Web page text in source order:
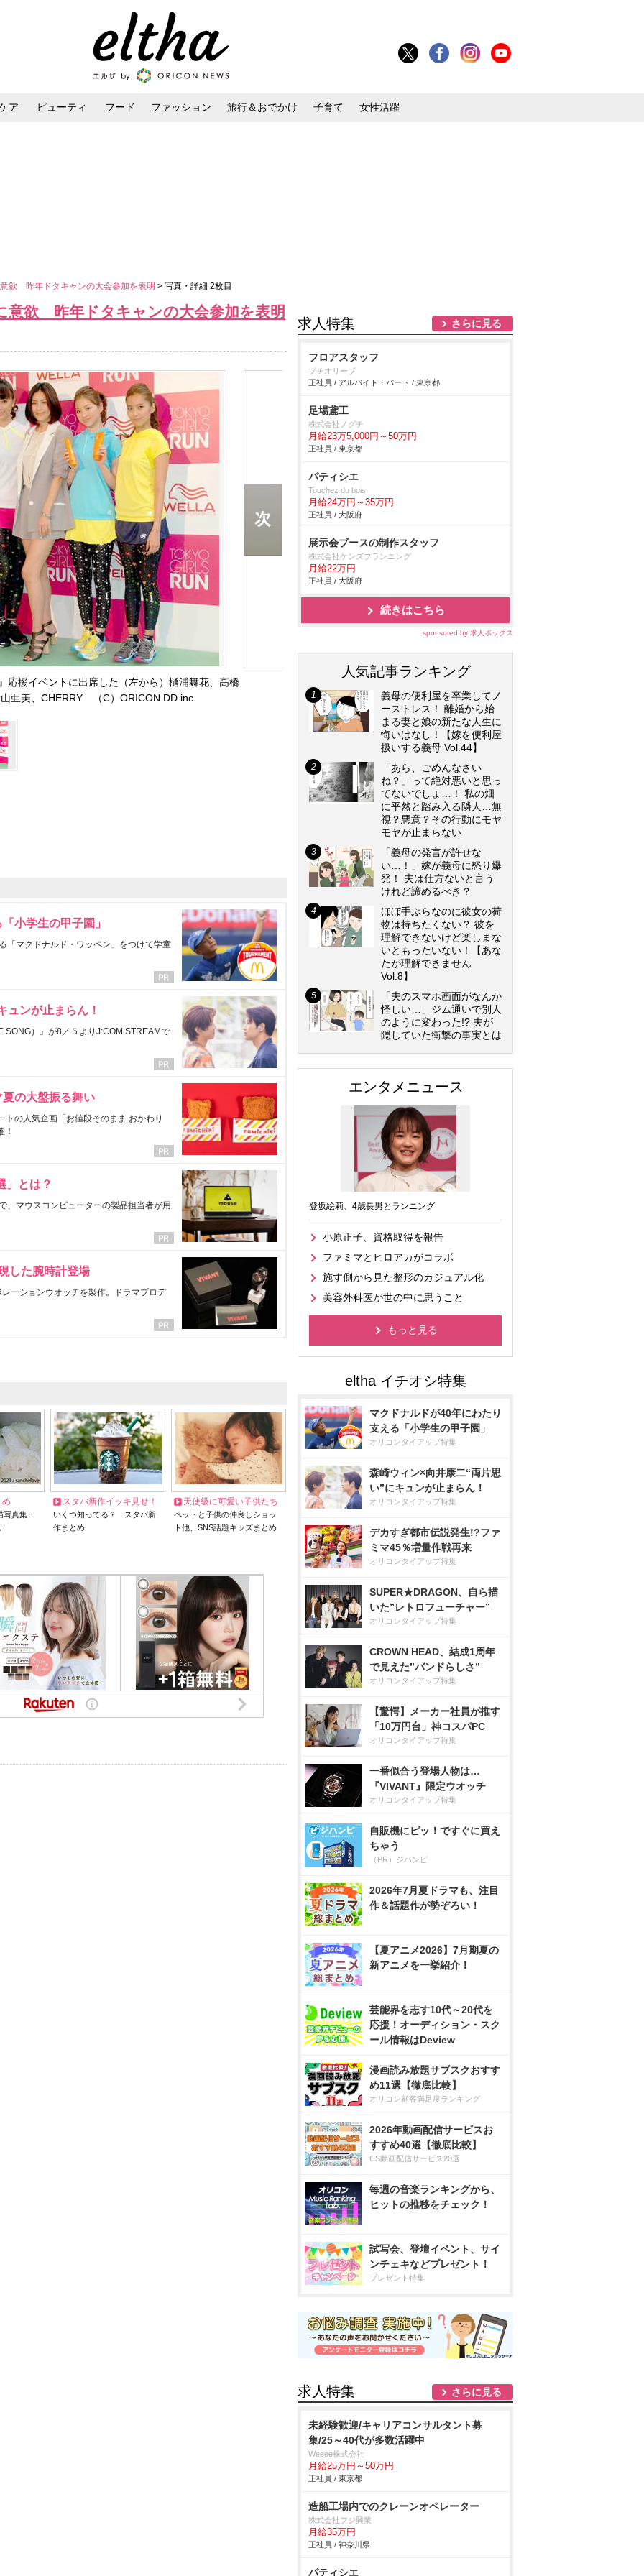
ア ビューティ フード ファッション 旅行＆おでかけ 子育て 女性活躍
欲 昨年ドタキャンの大会参加を表明 > 写真・詳細 2枚目
意欲 昨年ドタキャンの大会参加を表明
応援イベントに出席した（左から）樋浦舞花、高橋
亜美、CHERRY （C）ORICON DD inc.
小学生の甲子園」
「マクドナルド・ワッペン」をつけて学童
ュンが止まらん！
SONG）』が8／５よりJ:COM STREAMで
の大盤振る舞い
の人気企画「お値段そのまま おかわり
！
」とは？
、マウスコンピューターの製品担当者が用
した腕時計登場
ーションウオッチを製作。ドラマプロデ
め
写真集…
スタバ新作イッキ見せ！
いくつ知ってる？ スタバ新
作まとめ
天使級に可愛い子供たち
ペットと子供の仲良しショッ
ト他、SNS話題キッズまとめ
求人特集 さらに見る
フロアスタッフ
プチオリーブ
正社員 / アルバイト・パート / 東京都
足場鳶工
株式会社ノグチ
月給23万5,000円～50万円
正社員 / 東京都
パティシエ
Touchez du bois
月給24万円～35万円
正社員 / 大阪府
展示会ブースの制作スタッフ
株式会社ケンズプランニング
月給22万円
正社員 / 大阪府
続きはこちら
sponsored by 求人ボックス
人気記事ランキング
義母の便利屋を卒業してノ
ーストレス！ 離婚から始
まる妻と娘の新たな人生に
悔いはなし！【嫁を便利屋
扱いする義母 Vol.44】
「あら、ごめんなさい
ね？」って絶対悪いと思っ
てないでしょ…！ 私の畑
に平然と踏み入る隣人…無
視？悪意？その行動にモヤ
モヤが止まらない
「義母の発言が許せな
い…！」嫁が義母に怒り爆
発！ 夫は仕方ないと言う
けれど諦めるべき？
ほぼ手ぶらなのに彼女の荷
物は持ちたくない？ 彼を
理解できないけど楽しまな
いともったいない！【あな
たが理解できません
Vol.8】
「夫のスマホ画面がなんか
怪しい…」ジム通いで別人
のように変わった!? 夫が
隠していた衝撃の事実とは
エンタメニュース
登坂絵莉、4歳長男とランニング
小原正子、資格取得を報告
ファミマとヒロアカがコラボ
施す側から見た整形のカジュアル化
美容外科医が世の中に思うこと
もっと見る
マクドナルドが40年にわたり
支える「小学生の甲子園」
オリコンタイアップ特集
森崎ウィン×向井康二“両片思
い”にキュンが止まらん！
オリコンタイアップ特集
デカすぎ都市伝説発生!?ファ
ミマ45％増量作戦再来
オリコンタイアップ特集
SUPER★DRAGON、自ら描
いた”レトロフューチャー”
オリコンタイアップ特集
CROWN HEAD、結成1周年
で見えた”バンドらしさ”
オリコンタイアップ特集
【驚愕】メーカー社員が推す
「10万円台」神コスパPC
オリコンタイアップ特集
一番似合う登場人物は…
『VIVANT』限定ウオッチ
オリコンタイアップ特集
自販機にピッ！ですぐに買え
ちゃう
（PR）ジハンピ
2026年7月夏ドラマも、注目
作＆話題作が勢ぞろい！
【夏アニメ2026】7月期夏の
新アニメを一挙紹介！
芸能界を志す10代～20代を
応援！オーディション・スク
ール情報はDeview
漫画読み放題サブスクおすす
め11選【徹底比較】
オリコン顧客満足度ランキング
2026年動画配信サービスお
すすめ40選【徹底比較】
CS動画配信サービス20選
毎週の音楽ランキングから、
ヒットの推移をチェック！
試写会、登壇イベント、サイ
ンチェキなどプレゼント！
プレゼント特集
求人特集 さらに見る
未経験歓迎/キャリアコンサルタント募
集/25～40代が多数活躍中
Weeee株式会社
月給25万円～50万円
正社員 / 東京都
造船工場内でのクレーンオペレーター
株式会社フジ興業
月給35万円
正社員 / 神奈川県
パティシエ